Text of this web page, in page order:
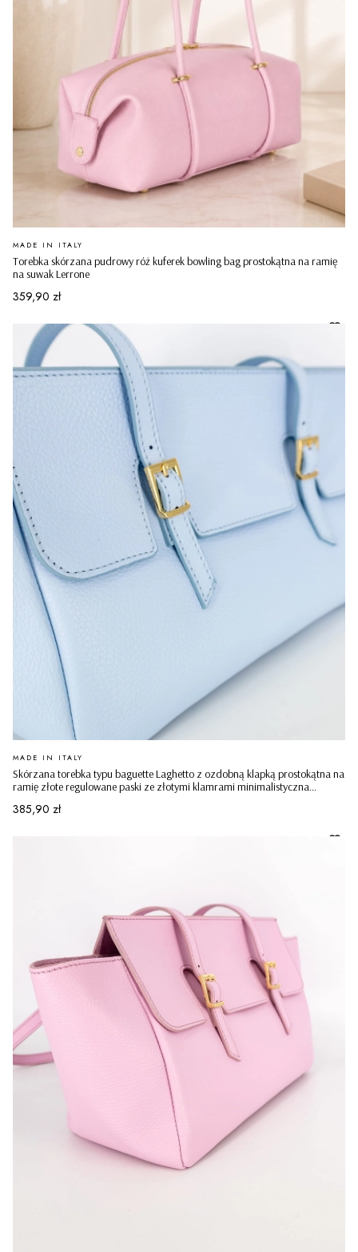
Torebka skórzana pudrowy róż kuferek bowling bag prostokątna na ramię
na suwak Lerrone
PRODUCENT
MADE IN ITALY
Cena
359,90 zł
Skórzana torebka typu baguette Laghetto z ozdobną klapką prostokątna na
ramię złote regulowane paski ze złotymi klamrami minimalistyczna
PRODUCENT
MADE IN ITALY
Cena
385,90 zł